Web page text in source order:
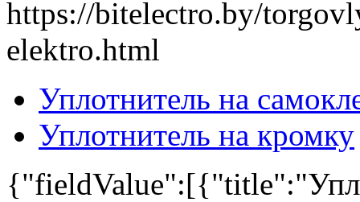
https://bitelectro.by/
elektro.html
Уплотнитель на
Уплотнитель на кромку